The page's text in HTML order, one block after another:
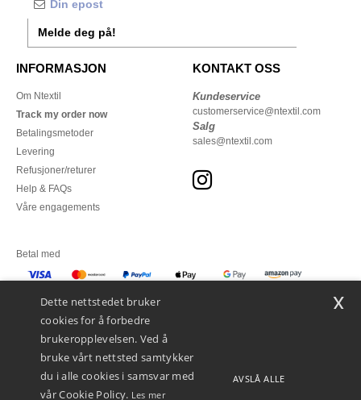
Melde deg på!
INFORMASJON
Om Ntextil
Track my order now
Betalingsmetoder
Levering
Refusjoner/returer
Help & FAQs
Våre engagements
KONTAKT OSS
Kundeservice
customerservice@ntextil.com
Salg
sales@ntextil.com
Betal med
Dette nettstedet bruker
cookies for å forbedre
brukeropplevelsen. Ved å
bruke vårt nettsted samtykker
du i alle cookies i samsvar med
vår Cookie Policy. Les mer
AVSLÅ ALLE
x